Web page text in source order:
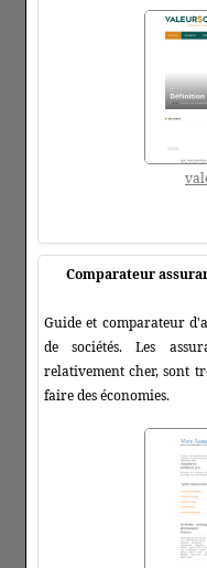
Comparateur
Guide et comparateur
de sociétés. Les
relativement cher, sont
faire des économies.